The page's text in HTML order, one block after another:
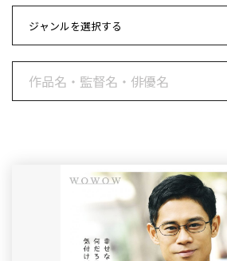
ジャンルを選択する